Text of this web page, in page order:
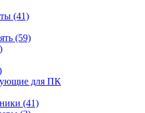
(41)
(59)
для ПК
(41)